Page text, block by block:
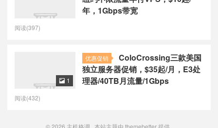
年，1Gbps带宽
阅读(397)
优惠促销
ColoCrossing三款美国
独立服务器促销，$35起/月，E3处
理器/40TB月流量/1Gbps
 1
阅读(432)
© 2026 主机格调 本站主题由 themebetter提供